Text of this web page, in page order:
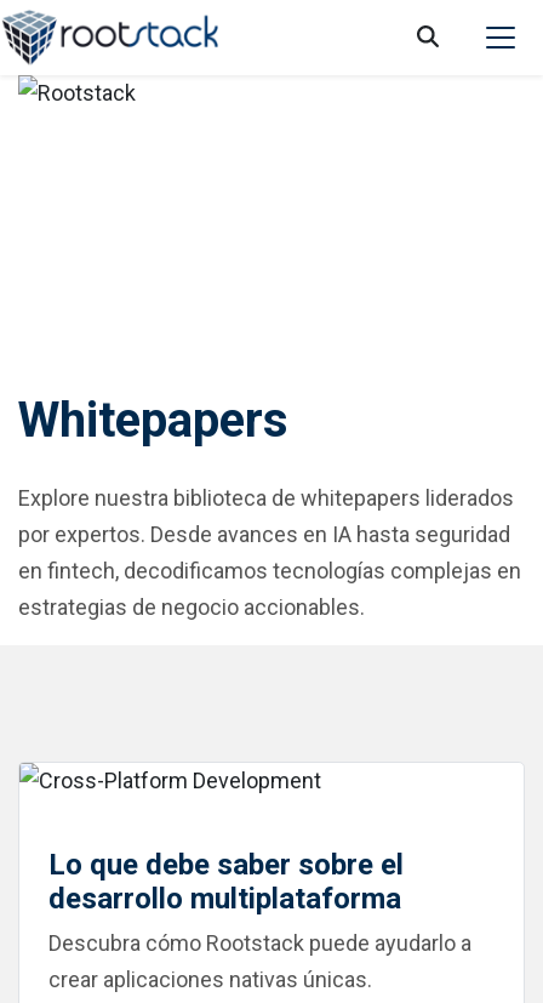
Whitepapers
Explore nuestra biblioteca de whitepapers liderados
por expertos. Desde avances en IA hasta seguridad
en fintech, decodificamos tecnologías complejas en
estrategias de negocio accionables.
Lo que debe saber sobre el
desarrollo multiplataforma
Descubra cómo Rootstack puede ayudarlo a
crear aplicaciones nativas únicas.